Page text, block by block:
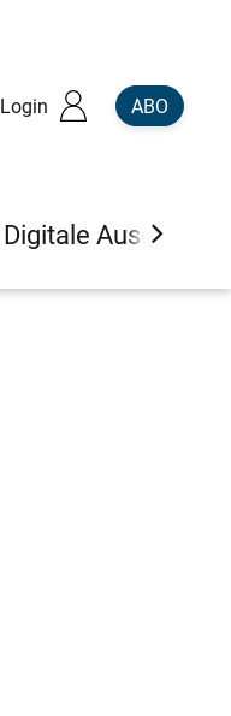
Login ABO
Digitale Ausgaben